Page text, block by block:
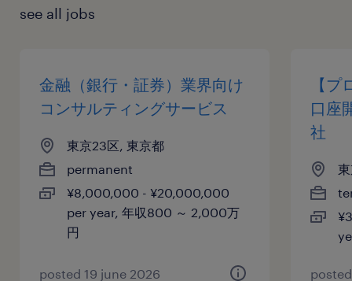
see all jobs
金融（銀行・証券）業界向け
コンサルティングサービス
東京23区, 東京都
permanent
¥8,000,000 - ¥20,000,000
per year, 年収800 ～ 2,000万
円
posted 19 june 2026
【
口座
社